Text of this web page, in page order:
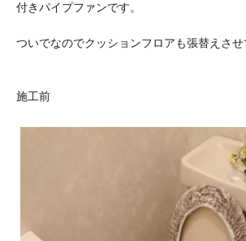
付きパイプファンです。
ついでなのでクッションフロアも張替えさせ
施工前